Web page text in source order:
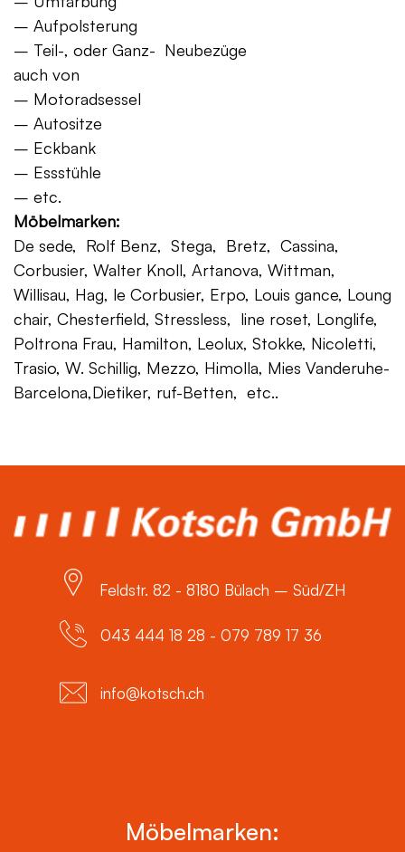
– Aufpolsterung
– Teil-, oder Ganz- Neubezüge
auch von
– Motoradsessel
– Autositze
– Eckbank
– Essstühle
– etc.
Möbelmarken:
De sede, Rolf Benz, Stega, Bretz, Cassina,
Corbusier, Walter Knoll, Artanova, Wittman,
Willisau, Hag, le Corbusier, Erpo, Louis gance, Loung
chair, Chesterfield, Stressless, line roset, Longlife,
Poltrona Frau, Hamilton, Leolux, Stokke, Nicoletti,
Trasio, W. Schillig, Mezzo, Himolla, Mies Vanderuhe-
Barcelona,Dietiker, ruf-Betten, etc..
Feldstr. 82 - 8180 Bülach – Süd/ZH
043 444 18 28 - 079 789 17 36
info@kotsch.ch
Möbelmarken: